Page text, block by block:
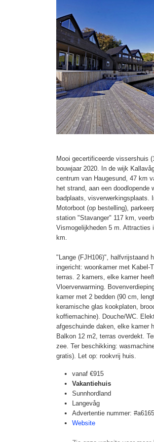
Mooi gecertificeerde vissershuis
bouwjaar 2020. In de wijk
centrum van Haugesund, 47 km
het strand, aan een doodlopende
badplaats, visverwerkingsplaats.
Motorboot (op bestelling),
station "Stavanger" 117 km,
Vismogelijkheden 5 m.
km.
"Lange (FJH106)", halfvrijstaand
ingericht: woonkamer met Kabel-
terras. 2 kamers, elke kamer
Vloerverwarming.
kamer met 2 bedden (90 cm,
keramische glas kookplaten,
koffiemachine). Douche/WC.
afgeschuinde daken, elke kamer
Balkon 12 m2, terras overdekt.
zee. Ter beschikking:
gratis). Let op: rookvrij huis.
vanaf €915
Vakantiehuis
Sunnhordland
Langevåg
Advertentie nummer:
Website